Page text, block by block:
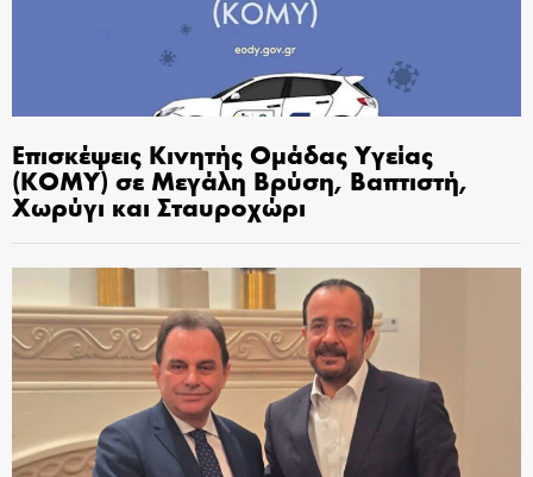
Επισκέψεις Κινητής Ομάδας Υγείας
(ΚΟΜΥ) σε Μεγάλη Βρύση, Βαπτιστή,
Χωρύγι και Σταυροχώρι